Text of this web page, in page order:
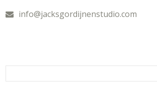
info@jacksgordijnenstudio.com